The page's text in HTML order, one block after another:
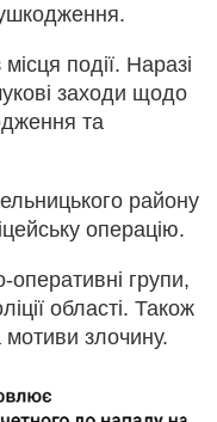
події. Наразі
заходи щодо
та
району
операцію.
оперативні групи,
області. Також
злочину.